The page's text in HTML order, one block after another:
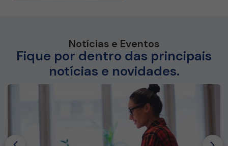
Notícias e Eventos
Fique por dentro das principais
notícias e novidades.